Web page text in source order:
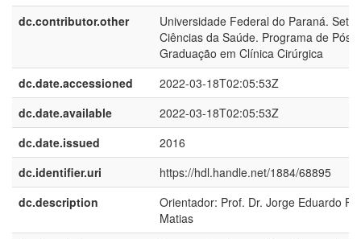
dc.contributor.other
Universidade Federal do Paraná.
Ciências da Saúde. Programa de Pós-
Graduação em Clínica Cirúrgica
dc.date.accessioned
2022-03-18T02:05:53Z
dc.date.available
2022-03-18T02:05:53Z
dc.date.issued
2016
dc.identifier.uri
https://hdl.handle.net/1884/68895
dc.description
Orientador: Prof. Dr. Jorge Eduardo
Matias